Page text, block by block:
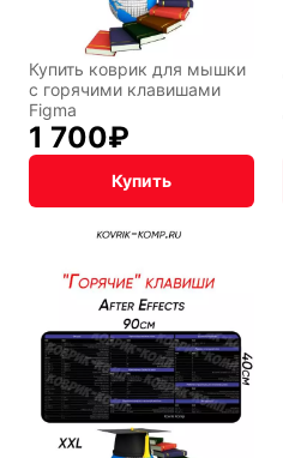
Купить коврик для мышки
с горячими клавишами
Figma
1 700₽
Купить